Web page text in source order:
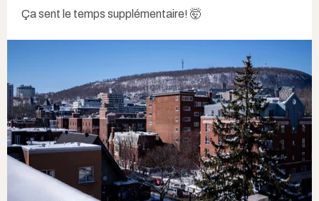
Ça sent le temps supplémentaire! 🤯